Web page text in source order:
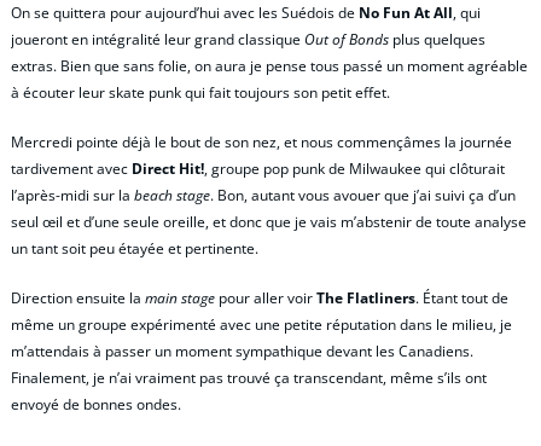
On se quittera pour aujourd’hui avec les Suédois de No Fun At All, qui
joueront en intégralité leur grand classiqueOut of Bonds plus quelques
extras. Bien que sans folie, on aura je pense tous passé un moment agréable
à écouter leur skate punk qui fait toujours son petit effet.
Mercredi pointe déjà le bout de son nez, et nous commençâmes la journée
tardivement avec Direct Hit!, groupe pop punk de Milwaukee qui clôturait
l’après-midi sur la beach stage. Bon, autant vous avouer que j’ai suivi ça d’un
seul œil et d’une seule oreille, et donc que je vais m’abstenir de toute analyse
un tant soit peu étayée et pertinente.
Direction ensuite la main stage pour aller voirThe Flatliners. Étant tout de
même un groupe expérimenté avec une petite réputation dans le milieu, je
m’attendais à passer un moment sympathique devant les Canadiens.
Finalement, je n’ai vraiment pas trouvé ça transcendant, même s’ils ont
envoyé de bonnes ondes.